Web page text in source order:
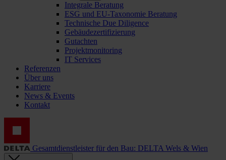
Integrale Beratung
ESG und EU-Taxonomie Beratung
Technische Due Diligence
Gebäudezertifizierung
Gutachten
Projektmonitoring
IT Services
Referenzen
Über uns
Karriere
News & Events
Kontakt
Gesamtdienstleister für den Bau: DELTA Wels & Wien